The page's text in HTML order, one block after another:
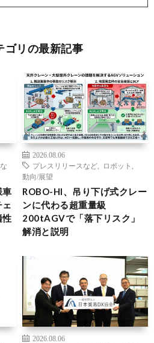
ゴリの最新記事
車
性
2026.08.06
プレスリリースなど
ロボット
動向/展望
ROBO-HI、吊り下げ式クレー
ンに代わる超重量級
200tAGVで「落下リスク」
解消と説明
2026.08.06